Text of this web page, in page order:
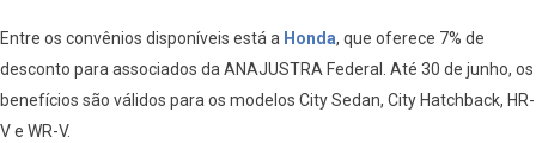
Entre os convênios disponíveis está a Honda, que oferece 7% de
desconto para associados da ANAJUSTRA Federal. Até 30 de junho, os
benefícios são válidos para os modelos City Sedan, City Hatchback, HR-
V e WR-V.